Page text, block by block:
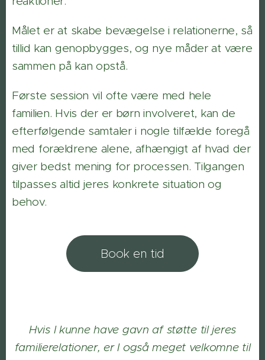
Målet er at skabe bevægelse i relationerne, så
tillid kan genopbygges, og nye måder at være
sammen på kan opstå.
Første session vil ofte være med hele
familien. Hvis der er børn involveret, kan de
efterfølgende samtaler i nogle tilfælde foregå
med forældrene alene, afhængigt af hvad der
giver bedst mening for processen. Tilgangen
tilpasses altid jeres konkrete situation og
behov.
Book en tid
Hvis I kunne have gavn af støtte til jeres
familierelationer, er I også meget velkomne til